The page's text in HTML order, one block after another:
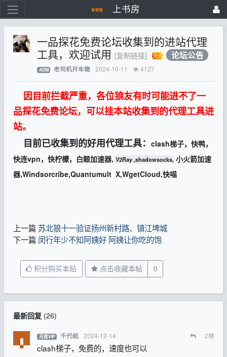
上书房
一品探花免费论坛收集到的进站代理
工具，欢迎试用 [复制链接] 论坛公告
ADM 老司机开车稳 2024-10-11 4127
因目前拦截严重，各位狼友有时可能进不了一
品探花免费论坛，可以挂本站收集到的代理工具进
站。
目前已收集到的好用代理工具： clash梯子， 快鸭，
快连vpn， 快柠檬， 白鲸加速器, V2Ray ,shadowsocks, 小火箭加速
器,Windsorcribe,Quantumult X,WgetCloud,快喵
上一篇 苏北狼十一验证扬州新村路、镇江埤城
下一篇 闵行年少不知阿姨好 阿姨让你吃的饱
积分购买本贴 点击收藏本帖 0
最新回复(26)
月度VIP 千代纸 2024-12-14 2楼
clash梯子，免费的，速度也可以